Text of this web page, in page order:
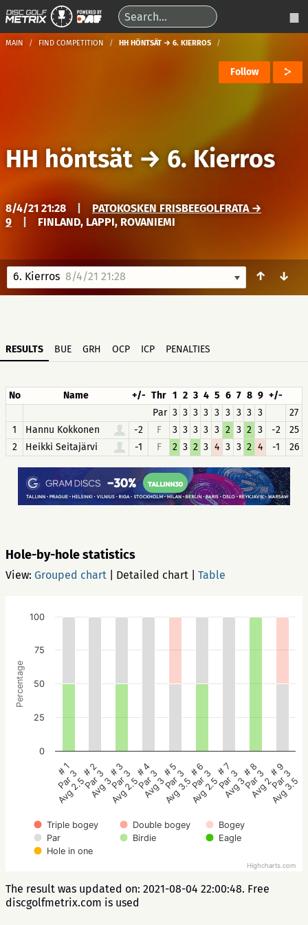
MAIN FIND COMPETITION HH HÖNTSÄT → 6. KIERROS
Follow
HH höntsät → 6. Kierros
8/4/21 21:28
PATOKOSKEN FRISBEEGOLFRATA →
9
FINLAND, LAPPI, ROVANIEMI
6. Kierros 8/4/21 21:28 ↑ ↓
RESULTS BUE GRH OCP ICP PENALTIES
No Name +/- Thr 1 2 3 4 5 6 7 8 9 +/-
Par 3 3 3 3 3 3 3 3 3
27
1
Hannu Kokkonen -2 F 3 3 3 3 3 2 3 2 3 -2
25
2
Heikki Seitajärvi -1 F 2 3 2 3 4 3 3 2 4 -1 26
Hole-by-hole statistics
View: Grouped chart Detailed chart Table
Percentage
Triple bogey Double bogey
Bogey
Par
Birdie
Eagle
Hole in one
# 1
Par 3
Avg 2.5
# 2
Par 3
Avg 3
# 3
Par 3
Avg 2.5
# 4
Par 3
Avg 3
# 5
Par 3
Avg 3.5
# 6
Par 3
Avg 2.5
# 7
Par 3
Avg 3
# 8
Par 3
Avg 2
# 9
Par 3
Avg 3.5
0
25
50
75
100
Highcharts.com
The result was updated on: 2021-08-04 22:00:48. Free
discgolfmetrix.com is used